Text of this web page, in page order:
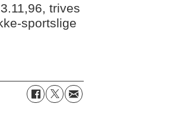
trives
sportslige